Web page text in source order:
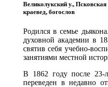
Великолукский у.,
краевед, богослов
Родился в семье
духовной академии в
святив себя учебно-
за­нятиями местной
В 1862 году после 23-
переведен в недавно